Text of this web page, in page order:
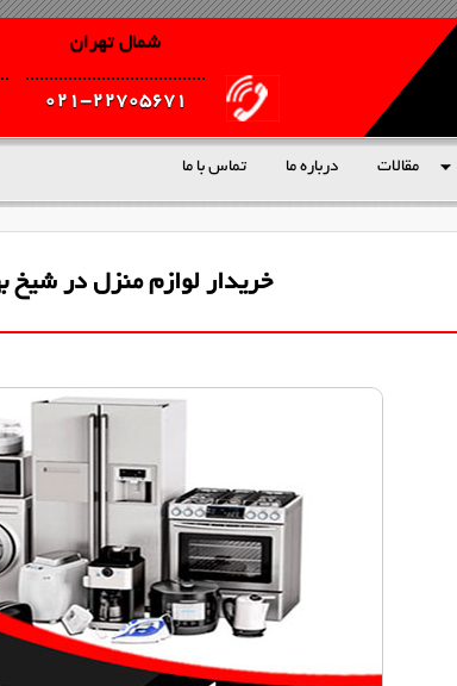
شمال تهران
021-22705671
مقالات درباره ما تماس با ما
خریدار لوازم منزل در شیخ